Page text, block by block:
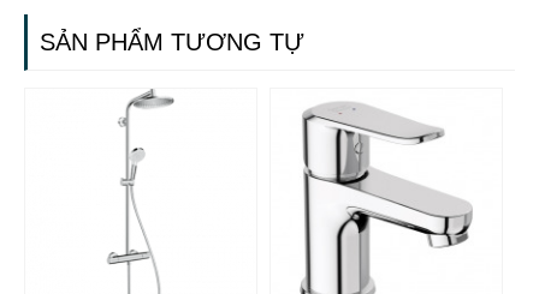
SẢN PHẨM TƯƠNG TỰ